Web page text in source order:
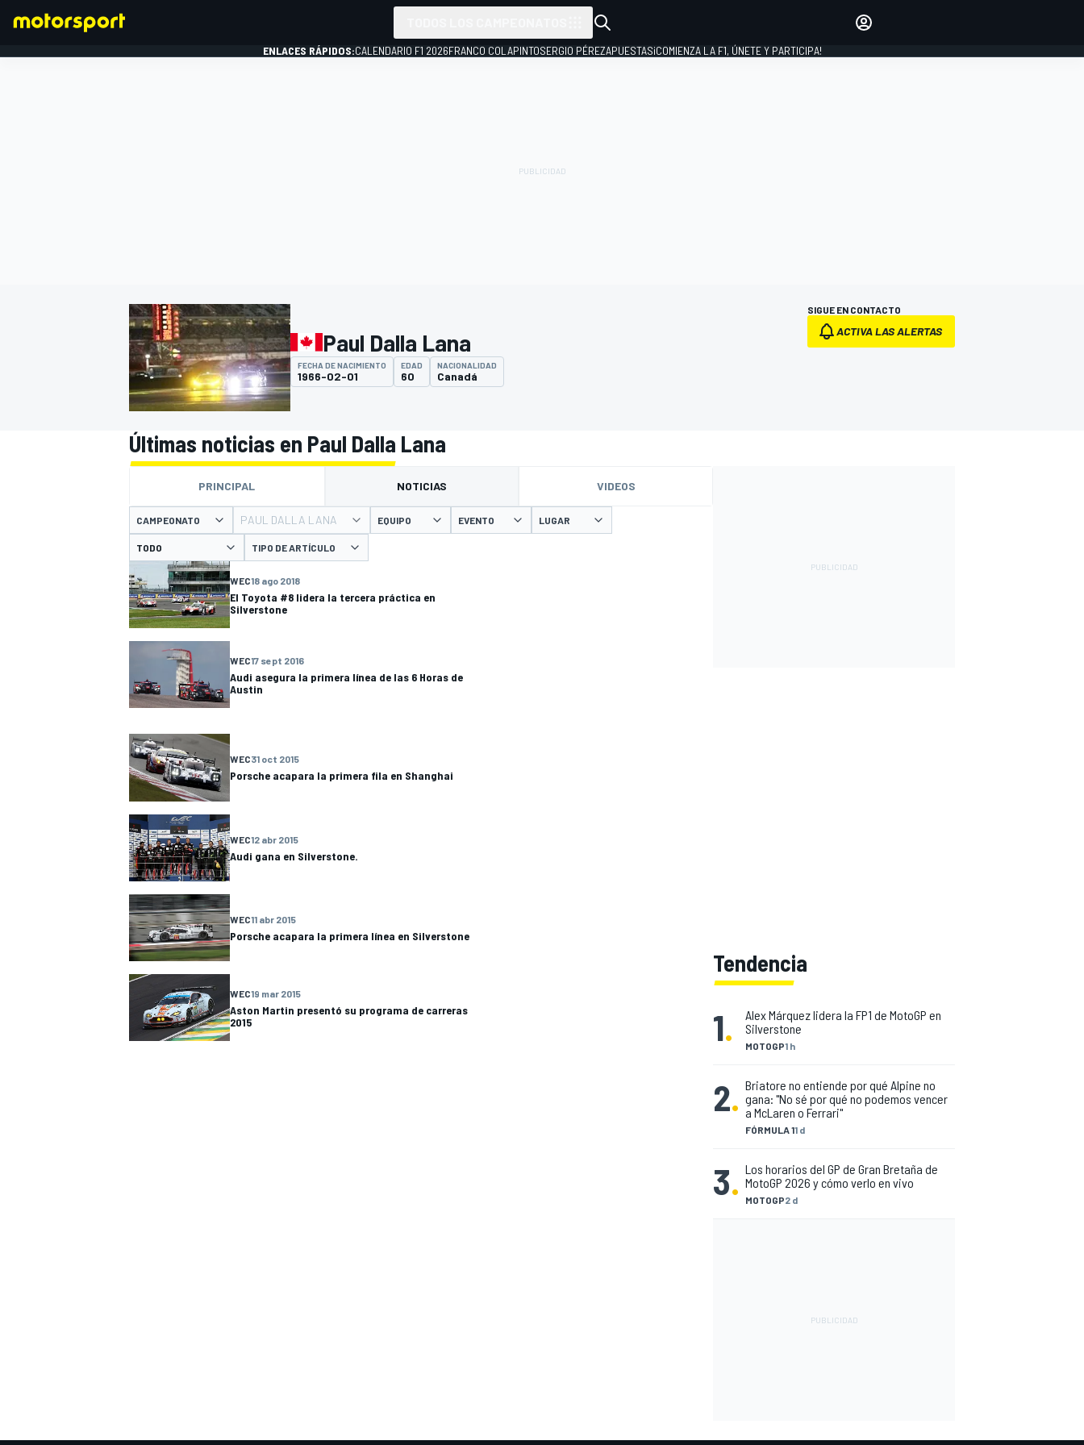
INDYCAR
MOTOGP
NASCAR CUP
INICIAR SESIÓN
ENLACES RÁPIDOS:CALENDARIO F1 2026FRANCO COLAPINTOSERGIO PÉREZAPUESTAS¡COMIENZA LA F1, ÚNETE Y PARTICIPA!
Paul Dalla Lana
FECHA DE NACIMIENTO
1966-02-01
EDAD
60
NACIONALIDAD
Canadá
SIGUE EN CONTACTO
ACTIVA LAS ALERTAS
Últimas noticias en Paul Dalla Lana
PRINCIPAL NOTICIAS VIDEOS
CAMPEONATO PAUL DALLA LANA EQUIPO EVENTO LUGAR
TIPO DE ARTÍCULO
WEC18 ago 2018
El Toyota #8 lidera la tercera práctica en
Silverstone
WEC17 sept 2016
Audi asegura la primera línea de las 6 Horas de
Austin
WEC31 oct 2015
Porsche acapara la primera fila en Shanghai
WEC12 abr 2015
Audi gana en Silverstone.
WEC11 abr 2015
Porsche acapara la primera línea en Silverstone
WEC19 mar 2015
Aston Martin presentó su programa de carreras
2015
Tendencia
1. MOTOGP1 h
Alex Márquez lidera la FP1 de MotoGP en
Silverstone
2.
FÓRMULA 11 d
Briatore no entiende por qué Alpine no
gana: "No sé por qué no podemos vencer
a McLaren o Ferrari"
3. MOTOGP2 d
Los horarios del GP de Gran Bretaña de
MotoGP 2026 y cómo verlo en vivo